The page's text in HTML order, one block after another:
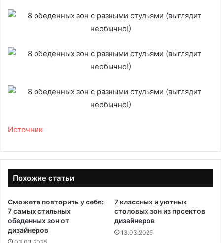
Источник
Похожие статьи
Сможете повторить у себя:
7 самых стильных
обеденных зон от
дизайнеров
7 классных и уютных
столовых зон из проектов
дизайнеров
13.03.2025